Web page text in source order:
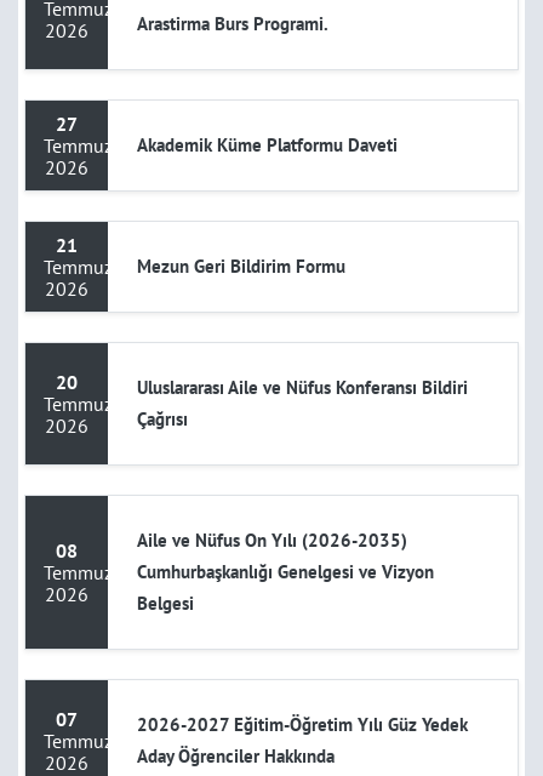
Temmuz
2026
Arastirma Burs Programi.
27
Temmuz
2026
Akademik Küme Platformu Daveti
21
Temmuz
2026
Mezun Geri Bildirim Formu
20
Temmuz
2026
Uluslararası Aile ve Nüfus Konferansı Bildiri
Çağrısı
08
Temmuz
2026
Aile ve Nüfus On Yılı (2026-2035)
Cumhurbaşkanlığı Genelgesi ve Vizyon
Belgesi
07
Temmuz
2026
2026-2027 Eğitim-Öğretim Yılı Güz Yedek
Aday Öğrenciler Hakkında